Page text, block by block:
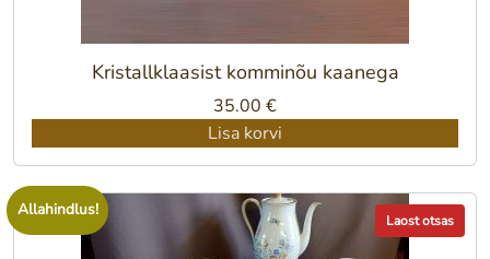
Kristallklaasist komminõu kaanega
35.00 €
Lisa korvi
Laost otsas
Allahindlus!